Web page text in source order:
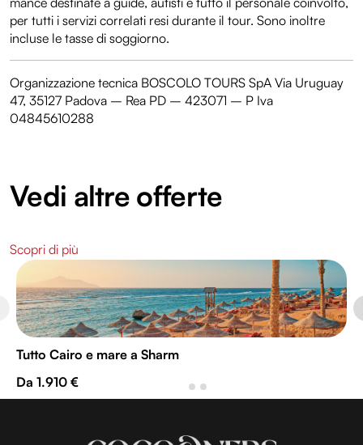
per tutti i servizi correlati resi durante il tour. Sono inoltre
incluse le tasse di soggiorno.
Organizzazione tecnica BOSCOLO TOURS SpA Via Uruguay
47, 35127 Padova – Rea PD – 423071 – P Iva
04845610288
Vedi altre offerte
Scopri di più
Tutto Cairo e mare a Sharm
Da 1.910 €